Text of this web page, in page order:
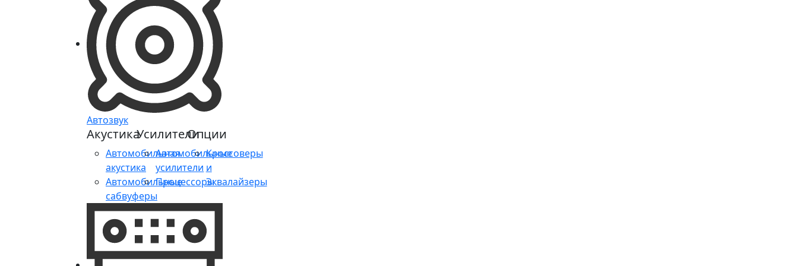
Автозвук
Акустика
Автомобильная
акустика
Автомобильные
сабвуферы
Усилители
Автомобильные
усилители
Процессоры
Опции
Кроссоверы
и
Эквалайзеры